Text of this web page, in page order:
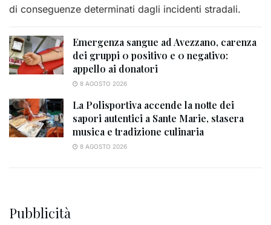
di conseguenze determinati dagli incidenti stradali.
Emergenza sangue ad Avezzano, carenza
dei gruppi 0 positivo e 0 negativo:
appello ai donatori
8 AGOSTO 2026
La Polisportiva accende la notte dei
sapori autentici a Sante Marie, stasera
musica e tradizione culinaria
8 AGOSTO 2026
Pubblicità